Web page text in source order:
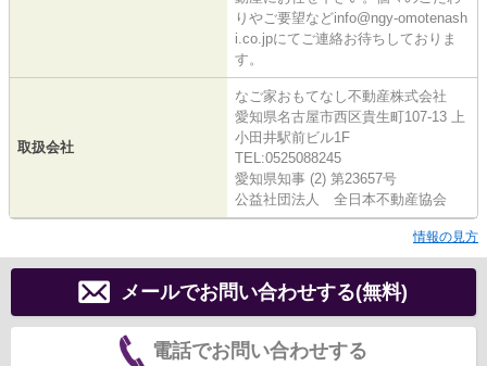
りやご要望などinfo@ngy-omotenash
i.co.jpにてご連絡お待ちしておりま
す。
取扱会社
なご家おもてなし不動産株式会社
愛知県名古屋市西区貴生町107-13 上
小田井駅前ビル1F
TEL:0525088245
愛知県知事 (2) 第23657号
公益社団法人 全日本不動産協会
情報の見方
メールでお問い合わせする(無料)
電話でお問い合わせする